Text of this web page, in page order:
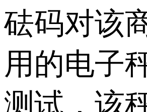
砝码对该
用的电子
测试，该